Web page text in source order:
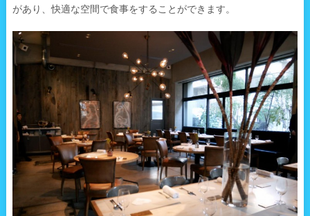
があり、快適な空間で食事をすることができます。